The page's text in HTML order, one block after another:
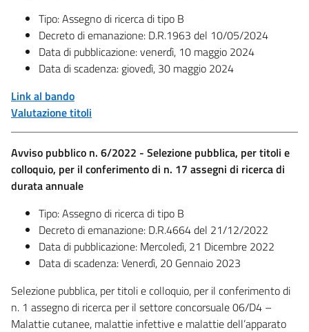
Tipo: Assegno di ricerca di tipo B
​Decreto di emanazione: D.R.1963 del 10/05/2024
Data di pubblicazione: venerdì, 10 maggio 2024
​Data di scadenza: giovedì, 30 maggio 2024
Link al bando
Valutazione titoli
Avviso pubblico n. 6/2022 - Selezione pubblica, per titoli e
colloquio, per il conferimento di n. 17 assegni di ricerca di
durata annuale
Tipo: Assegno di ricerca di tipo B
​Decreto di emanazione: D.R.4664 del 21/12/2022
Data di pubblicazione: Mercoledì, 21 Dicembre 2022
​Data di scadenza: Venerdì, 20 Gennaio 2023
Selezione pubblica, per titoli e colloquio, per il conferimento di
n. 1 assegno di ricerca per il settore concorsuale 06/D4 –
Malattie cutanee, malattie infettive e malattie dell’apparato